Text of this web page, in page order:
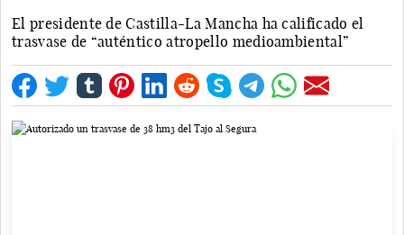
El presidente de Castilla-La Mancha ha calificado el
trasvase de “auténtico atropello medioambiental”